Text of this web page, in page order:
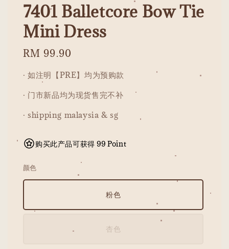
7401 Balletcore Bow Tie
Mini Dress
Regular
RM 99.90
· 如注明【PRE】均为预购款
· 门市新品均为现货售完不补
· shipping malaysia & sg
购买此产品可获得 99 Point
颜色
粉色
杏色